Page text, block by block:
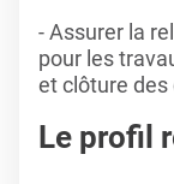
- Assurer la
pour les
et clôture des
Le profil